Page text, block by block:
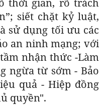
siết chặt kỷ luật,
sử dụng tối ưu các
an ninh mạng; với
nhận thức -Làm
ngừa từ sớm - Bảo
quả - Hiệp đồng
quyền".